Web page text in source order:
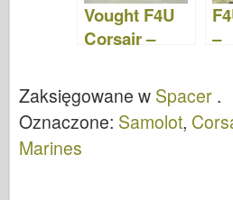
Vought F4U
Corsair –
–
Zaksięgowane w Spacer .
Oznaczone: Samolot,
Marines